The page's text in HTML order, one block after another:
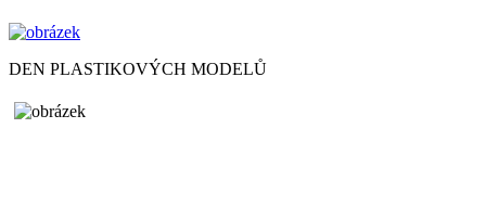
DEN PLASTIKOVÝCH MODELŮ